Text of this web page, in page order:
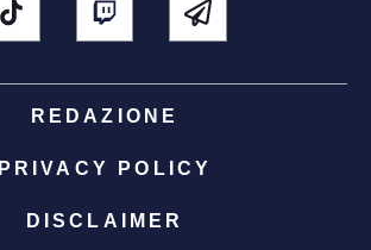
REDAZIONE
PRIVACY POLICY
DISCLAIMER